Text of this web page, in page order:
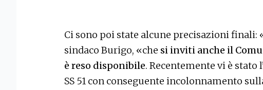
Ci sono poi state alcune precisazioni finali:
sindaco Burigo, «che si inviti anche il
è reso disponibile. Recentemente vi è
SS 51 con conseguente incolonnamento